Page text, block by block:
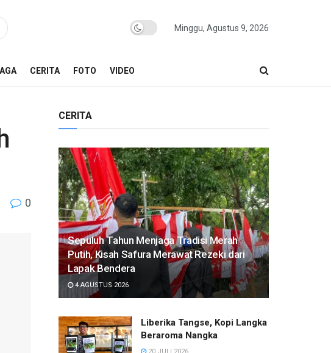
Minggu, Agustus 9, 2026
CERITA FOTO VIDEO
0
CERITA
Sepuluh Tahun Menjaga Tradisi Merah
Putih, Kisah Safura Merawat Rezeki dari
Lapak Bendera
4 AGUSTUS 2026
Liberika Tangse, Kopi Langka
Beraroma Nangka
20 JULI 2026